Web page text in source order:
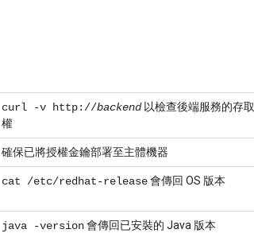
curl -v http://backend以檢查後端服務的存取
權
確保已將授權金鑰部署至主體機器
cat /etc/redhat-release會傳回 OS 版本
java -version會傳回已安裝的 Java 版本